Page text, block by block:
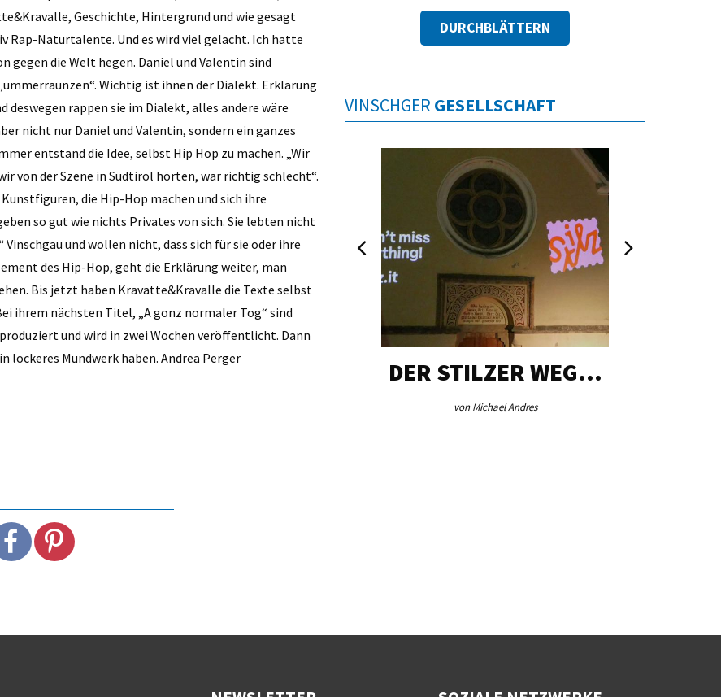
Geschichte, Hintergrund und wie gesagt
Rap-Naturtalente. Und es wird viel gelacht. Ich hatte
gegen die Welt hegen. Daniel und Valentin sind
Wichtig ist ihnen der Dialekt. Erklärung
deswegen rappen sie im Dialekt, alles andere wäre
nicht nur Daniel und Valentin, sondern ein ganzes
entstand die Idee, selbst Hip Hop zu machen. „Wir
von der Szene in Südtirol hörten, war richtig schlecht“.
die Hip-Hop machen und sich ihre
so gut wie nichts Privates von sich. Sie lebten nicht
und wollen nicht, dass sich für sie oder ihre
des Hip-Hop, geht die Erklärung weiter, man
Bis jetzt haben Kravatte&Kravalle die Texte selbst
ihrem nächsten Titel, „A gonz normaler Tog“ sind
und wird in zwei Wochen veröffentlicht. Dann
lockeres Mundwerk haben. Andrea Perger
DURCHBLÄTTERN
VINSCHGER GESELLSCHAFT
DER STILZER WEG…
von Michael Andres